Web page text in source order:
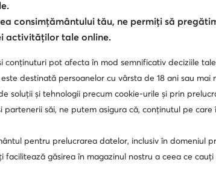
Camper
Nike dama
dama
tenisi inalti dama papuci dama
consimțământului tău, ne permiți să
activităților tale online.
conținuturi pot afecta în mod semnificativ deciziile
destinată persoanelor cu vârsta de 18 ani sau mai
soluții și tehnologii precum cookie-urile și prin
partenerii săi, ne putem asigura că, conținutul pe
pentru prelucrarea datelor, inclusiv în domeniul
facilitează găsirea în magazinul nostru a ceea ce cauți